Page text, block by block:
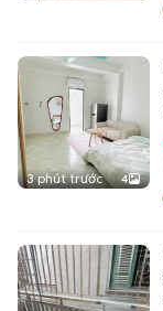
3 phút trước 4